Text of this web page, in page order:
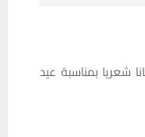
شعريا بمناسبة عيد